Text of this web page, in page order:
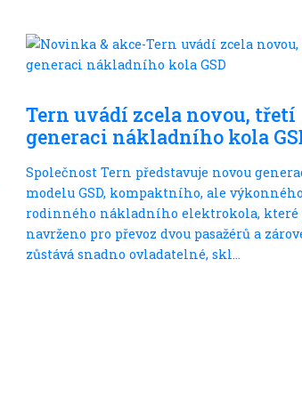
Tern uvádí zcela novou, třetí
generaci nákladního kola
Společnost Tern představuje novou
modelu GSD, kompaktního, ale výkonného
rodinného nákladního elektrokola, které
navrženo pro převoz dvou pasažérů a
zůstává snadno ovladatelné, skl...